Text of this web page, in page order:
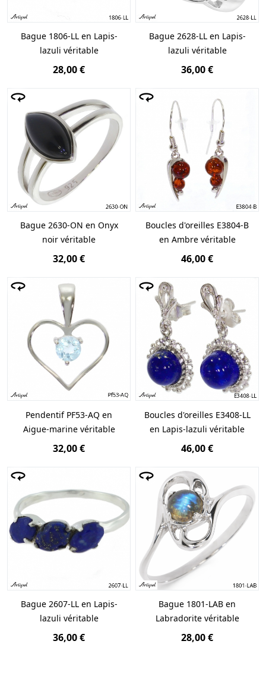
Bague 1806-LL en Lapis-
lazuli véritable
28,00 €
Bague 2628-LL en Lapis-
lazuli véritable
36,00 €
Bague 2630-ON en Onyx
noir véritable
32,00 €
Boucles d'oreilles E3804-B
en Ambre véritable
46,00 €
Pendentif PF53-AQ en
Aigue-marine véritable
32,00 €
Boucles d'oreilles E3408-LL
en Lapis-lazuli véritable
46,00 €
Bague 2607-LL en Lapis-
lazuli véritable
36,00 €
Bague 1801-LAB en
Labradorite véritable
28,00 €